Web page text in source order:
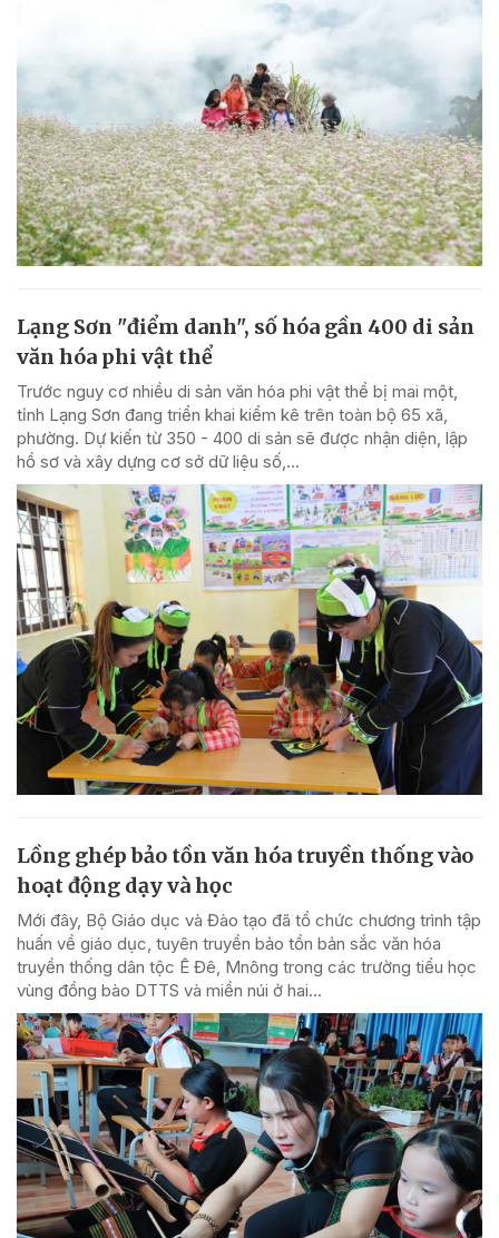
Lạng Sơn "điểm danh", số hóa gần 400 di sản
văn hóa phi vật thể
Trước nguy cơ nhiều di sản văn hóa phi vật thể bị mai một,
tỉnh Lạng Sơn đang triển khai kiểm kê trên toàn bộ 65 xã,
phường. Dự kiến từ 350 - 400 di sản sẽ được nhận diện, lập
hồ sơ và xây dựng cơ sở dữ liệu số,...
Lồng ghép bảo tồn văn hóa truyền thống vào
hoạt động dạy và học
Mới đây, Bộ Giáo dục và Đào tạo đã tổ chức chương trình tập
huấn về giáo dục, tuyên truyền bảo tồn bản sắc văn hóa
truyền thống dân tộc Ê Đê, Mnông trong các trường tiểu học
vùng đồng bào DTTS và miền núi ở hai...